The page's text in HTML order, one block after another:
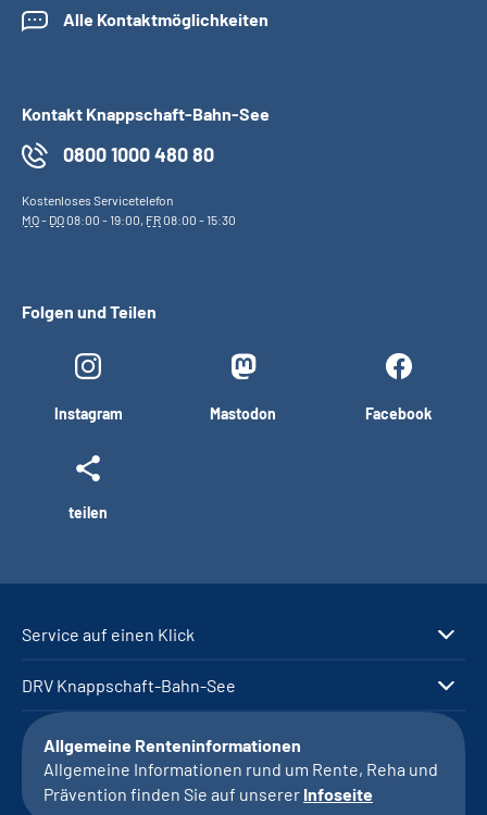
Alle Kontaktmöglichkeiten
Kontakt Knappschaft-Bahn-See
0800 1000 480 80
Kostenloses Servicetelefon
MO- DO08:00 - 19:00, FR08:00 - 15:30
Folgen und Teilen
Instagram Mastodon Facebook
teilen
Service auf einen Klick
DRV Knappschaft-Bahn-See
Allgemeine Renteninformationen
Allgemeine Informationen rund um Rente, Reha und
Prävention finden Sie auf unserer Infoseite